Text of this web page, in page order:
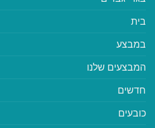
בית
במבצע
המבצעים שלנו
חדשים
כובעים